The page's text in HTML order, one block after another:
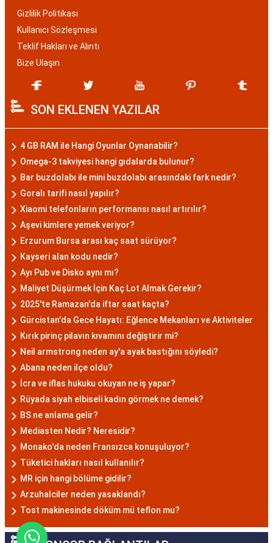
Gizlilik Politikası
Kullanıcı Sözleşmesi
Teklif Hakları ve Alıntı
Bize Ulaşın
SON EKLENEN YAZILAR
4 GB RAM ile Hangi Oyunlar Oynanabilir?
Omega-3 takviyesi hangi gıdalarda bulunur?
Bar buzdolabı ile mini buzdolabı arasındaki fark nedir?
Goralı tarifi nasıl yapılır?
Xiaomi telefonların performansı nasıl artırılır?
Aşevi kimlere yemek veriyor?
Erzurum Bursa arası kaç saat sürüyor?
Kayseri alan kodu nedir?
Ayı Pub ve Disko aynı mı?
Maliyet Düşürmek İçin Kaç Lot Almak Gerekir?
2025'te Ramazan'da iftar saat kaçta?
Gürcistan'da Gece Hayatı: Eğlence Mekanları ve Aktiviteler
Kırık pirinç pilavın kıvamını değiştirir mi?
Neil armstrong neden ay'a ayak bastığını söyledi?
Abana neden ilçe oldu?
İcra ve iflas hukuku okuyan ne iş yapar?
Rüyada siyah elbiseli kadın görmek ne demek?
BS ne anlama gelir?
Mediasten Nedir? Neresidir?
Monako'da neden Fransızca konuşuluyor?
Tüketici hakları nasıl kullanılır?
MR için hangi bölüme gidilir?
Arzuhalciler neden yasaklandı?
Tost makinesinde döküm mü teflon mu?